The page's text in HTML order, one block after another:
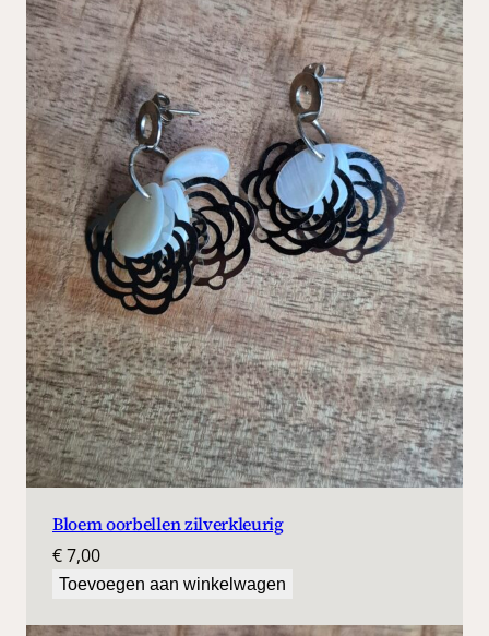
Bloem oorbellen zilverkleurig
€7,00
Toevoegen aan winkelwagen